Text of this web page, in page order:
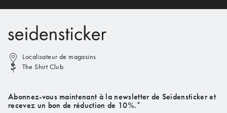
Localisateur de magasins
The Shirt Club
Abonnez-vous maintenant à la newsletter de Seidensticker et
recevez un bon de réduction de 10%.*